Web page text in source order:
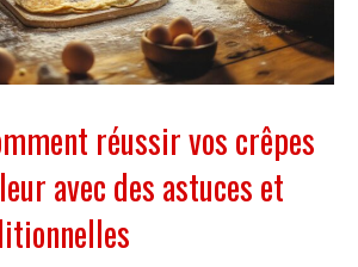
réussir vos crêpes
avec des astuces et